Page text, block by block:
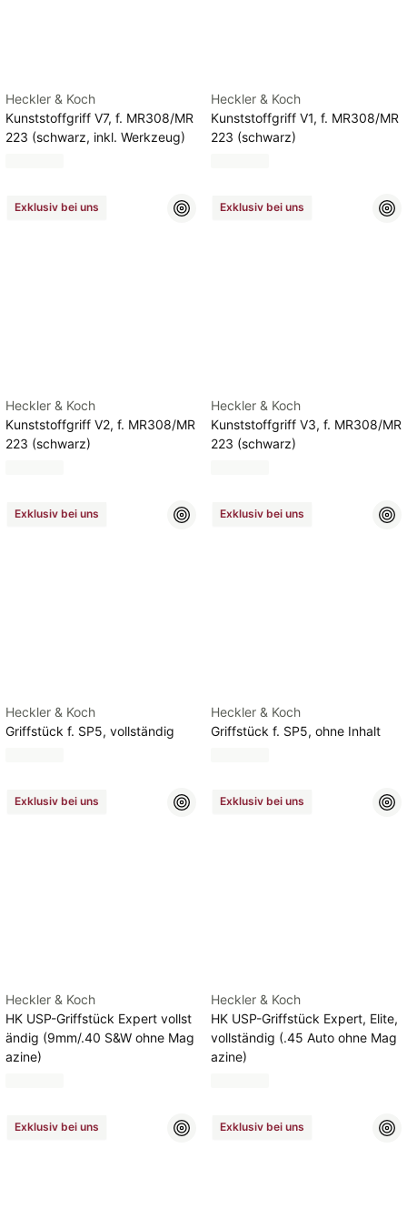
Heckler & Koch
Kunststoffgriff V7, f. MR308/MR
223 (schwarz, inkl. Werkzeug)
Heckler & Koch
Kunststoffgriff V1, f. MR308/MR
223 (schwarz)
Exklusiv bei uns
Heckler & Koch
Kunststoffgriff V2, f. MR308/MR
223 (schwarz)
Exklusiv bei uns
Heckler & Koch
Kunststoffgriff V3, f. MR308/MR
223 (schwarz)
Exklusiv bei uns
Heckler & Koch
Griffstück f. SP5, vollständig
Exklusiv bei uns
Heckler & Koch
Griffstück f. SP5, ohne Inhalt
Exklusiv bei uns
Heckler & Koch
HK USP-Griffstück Expert vollst
ändig (9mm/.40 S&W ohne Mag
azine)
Exklusiv bei uns
Heckler & Koch
HK USP-Griffstück Expert, Elite,
vollständig (.45 Auto ohne Mag
azine)
Exklusiv bei uns Exklusiv bei uns